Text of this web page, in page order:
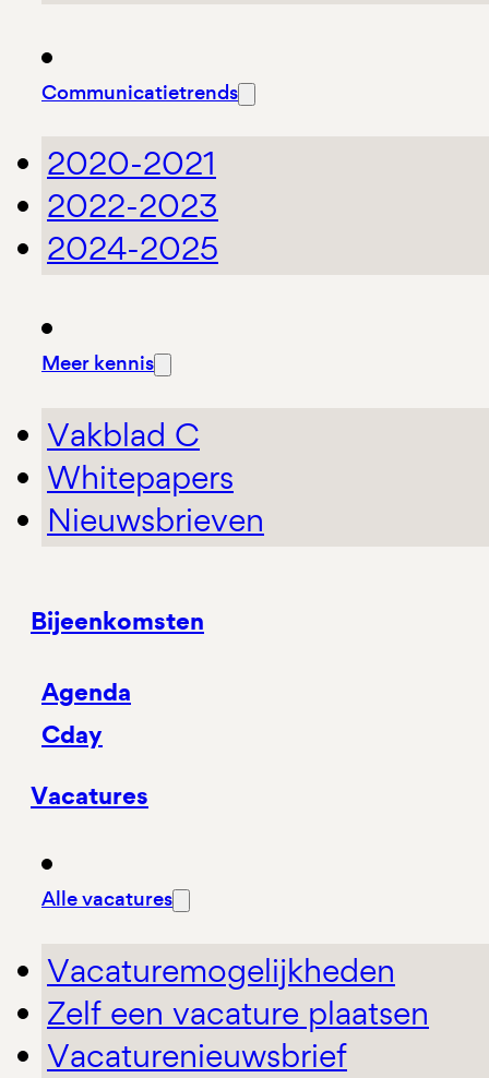
Communicatietrends
2020-2021
2022-2023
2024-2025
Meer kennis
Vakblad C
Whitepapers
Nieuwsbrieven
Bijeenkomsten
Agenda
Cday
Vacatures
Alle vacatures
Vacaturemogelijkheden
Zelf een vacature plaatsen
Vacaturenieuwsbrief